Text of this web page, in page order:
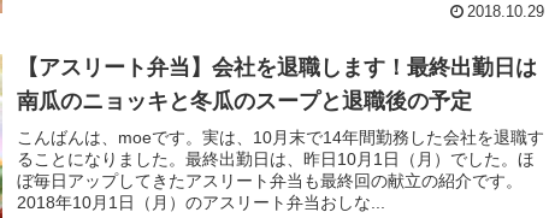
2018.10.29
【アスリート弁当】会社を退職します！最終出勤日は
南瓜のニョッキと冬瓜のスープと退職後の予定
こんばんは、moeです。実は、10月末で14年間勤務した会社を退職す
ることになりました。最終出勤日は、昨日10月1日（月）でした。ほ
ぼ毎日アップしてきたアスリート弁当も最終回の献立の紹介です。
2018年10月1日（月）のアスリート弁当おしな...